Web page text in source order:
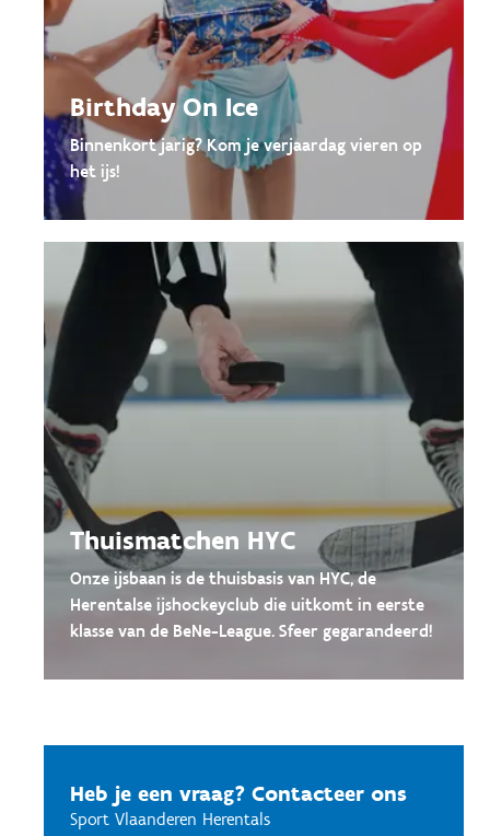
Birthday On Ice
Binnenkort jarig? Kom je verjaardag vieren op
het ijs!
Thuismatchen HYC
Onze ijsbaan is de thuisbasis van HYC, de
Herentalse ijshockeyclub die uitkomt in eerste
klasse van de BeNe-League. Sfeer gegarandeerd!
Heb je een vraag? Contacteer ons
Sport Vlaanderen Herentals